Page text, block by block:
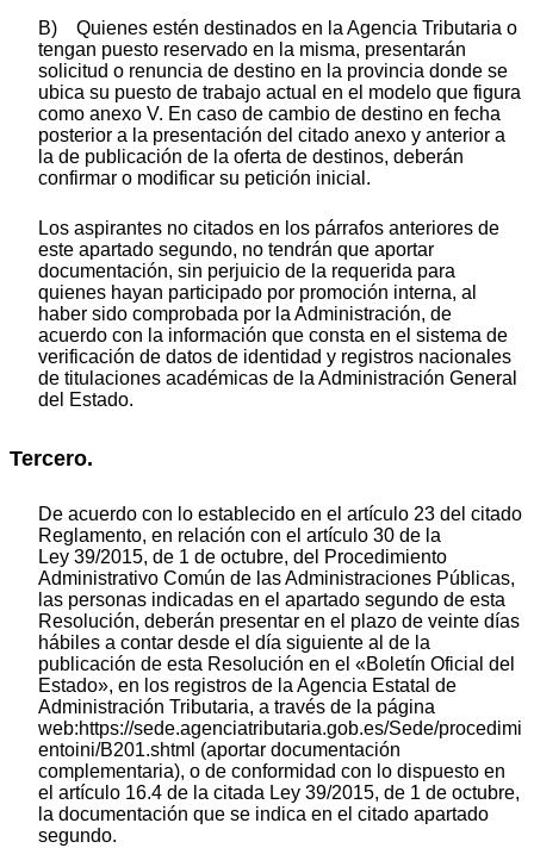
B) Quienes estén destinados en la Agencia Tributaria o
tengan puesto reservado en la misma, presentarán
solicitud o renuncia de destino en la provincia donde se
ubica su puesto de trabajo actual en el modelo que figura
como anexo V. En caso de cambio de destino en fecha
posterior a la presentación del citado anexo y anterior a
la de publicación de la oferta de destinos, deberán
confirmar o modificar su petición inicial.
Los aspirantes no citados en los párrafos anteriores de
este apartado segundo, no tendrán que aportar
documentación, sin perjuicio de la requerida para
quienes hayan participado por promoción interna, al
haber sido comprobada por la Administración, de
acuerdo con la información que consta en el sistema de
verificación de datos de identidad y registros nacionales
de titulaciones académicas de la Administración General
del Estado.
Tercero.
De acuerdo con lo establecido en el artículo 23 del citado
Reglamento, en relación con el artículo 30 de la
Ley 39/2015, de 1 de octubre, del Procedimiento
Administrativo Común de las Administraciones Públicas,
las personas indicadas en el apartado segundo de esta
Resolución, deberán presentar en el plazo de veinte días
hábiles a contar desde el día siguiente al de la
publicación de esta Resolución en el «Boletín Oficial del
Estado», en los registros de la Agencia Estatal de
Administración Tributaria, a través de la página
web:https://sede.agenciatributaria.gob.es/Sede/procedimi
entoini/B201.shtml (aportar documentación
complementaria), o de conformidad con lo dispuesto en
el artículo 16.4 de la citada Ley 39/2015, de 1 de octubre,
la documentación que se indica en el citado apartado
segundo.